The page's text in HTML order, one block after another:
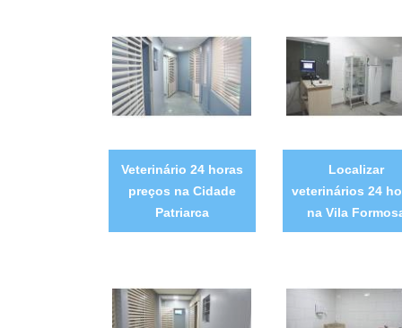
Veterinário 24 horas
preços na Cidade
Patriarca
Localizar
veterinários 24
na Vila